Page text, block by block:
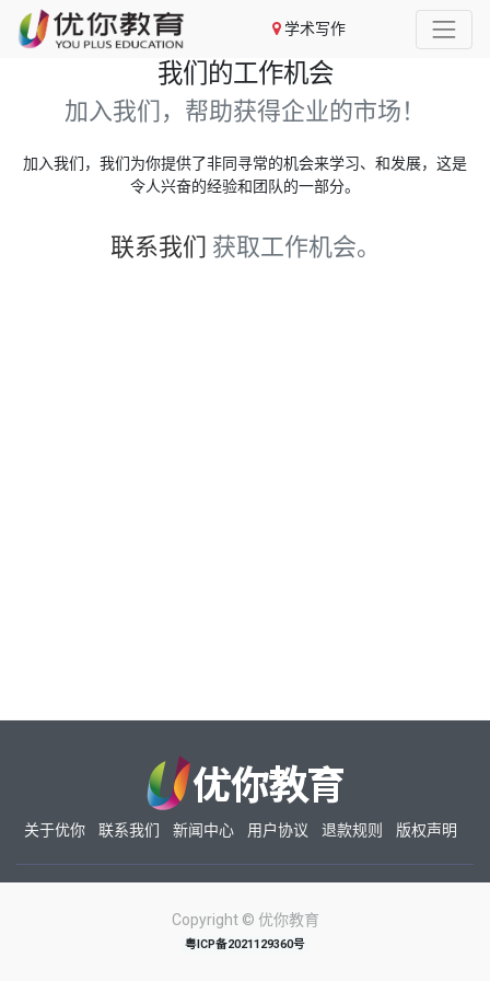
学术写作
我们的工作机会
加入我们，帮助获得企业的市场！
加入我们，我们为你提供了非同寻常的机会来学习、和发展，这是
令人兴奋的经验和团队的一部分。
联系我们 获取工作机会。
关于优你 联系我们 新闻中心 用户协议 退款规则 版权声明
Copyright © 优你教育
粤ICP备2021129360号